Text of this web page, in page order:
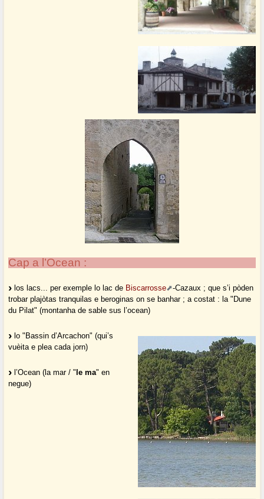
Cap a l’Ocean :
los lacs... per exemple lo lac de Biscarrosse
-Cazaux ; que s’i pòden
trobar plajòtas tranquilas e beroginas on se banhar ; a costat : la "Dune
du Pilat" (montanha de sable sus l’ocean)
lo "Bassin d’Arcachon" (qui’s
vuèita e plea cada jorn)
l’Ocean (la mar / " le ma" en
negue)